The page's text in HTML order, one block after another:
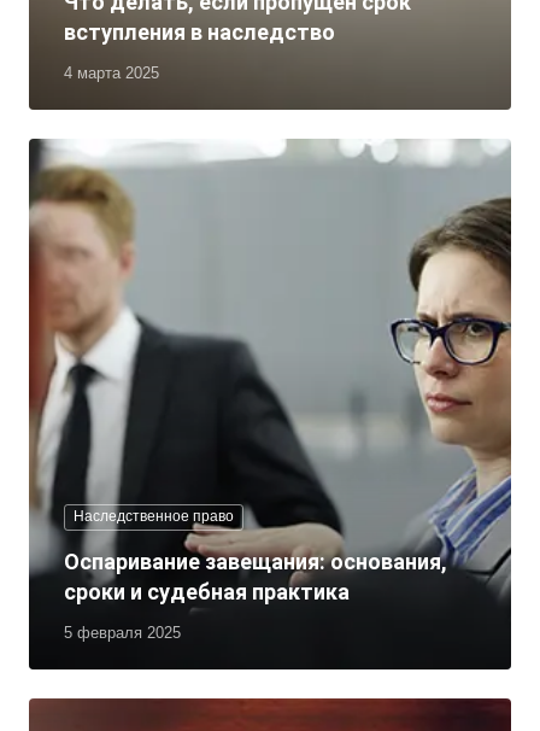
4 марта 2025
вступления в наследство
Наследственное право
5 февраля 2025
Оспаривание завещания: основания,
сроки и судебная практика